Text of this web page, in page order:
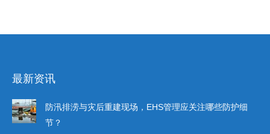
最新资讯
防汛排涝与灾后重建现场，EHS管理应关注哪些防护细
节？